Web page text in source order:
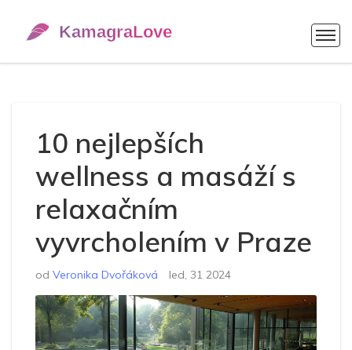
10 nejlepších
wellness a masáží s
relaxačním
vyvrcholením v Praze
od Veronika Dvořáková led, 31 2024